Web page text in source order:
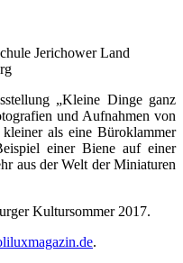
Jerichower Land
„Kleine Dinge ganz
und Aufnahmen von
als eine Büroklammer
einer Biene auf einer
aus der Welt der Miniaturen
Kultursommer 2017.
.